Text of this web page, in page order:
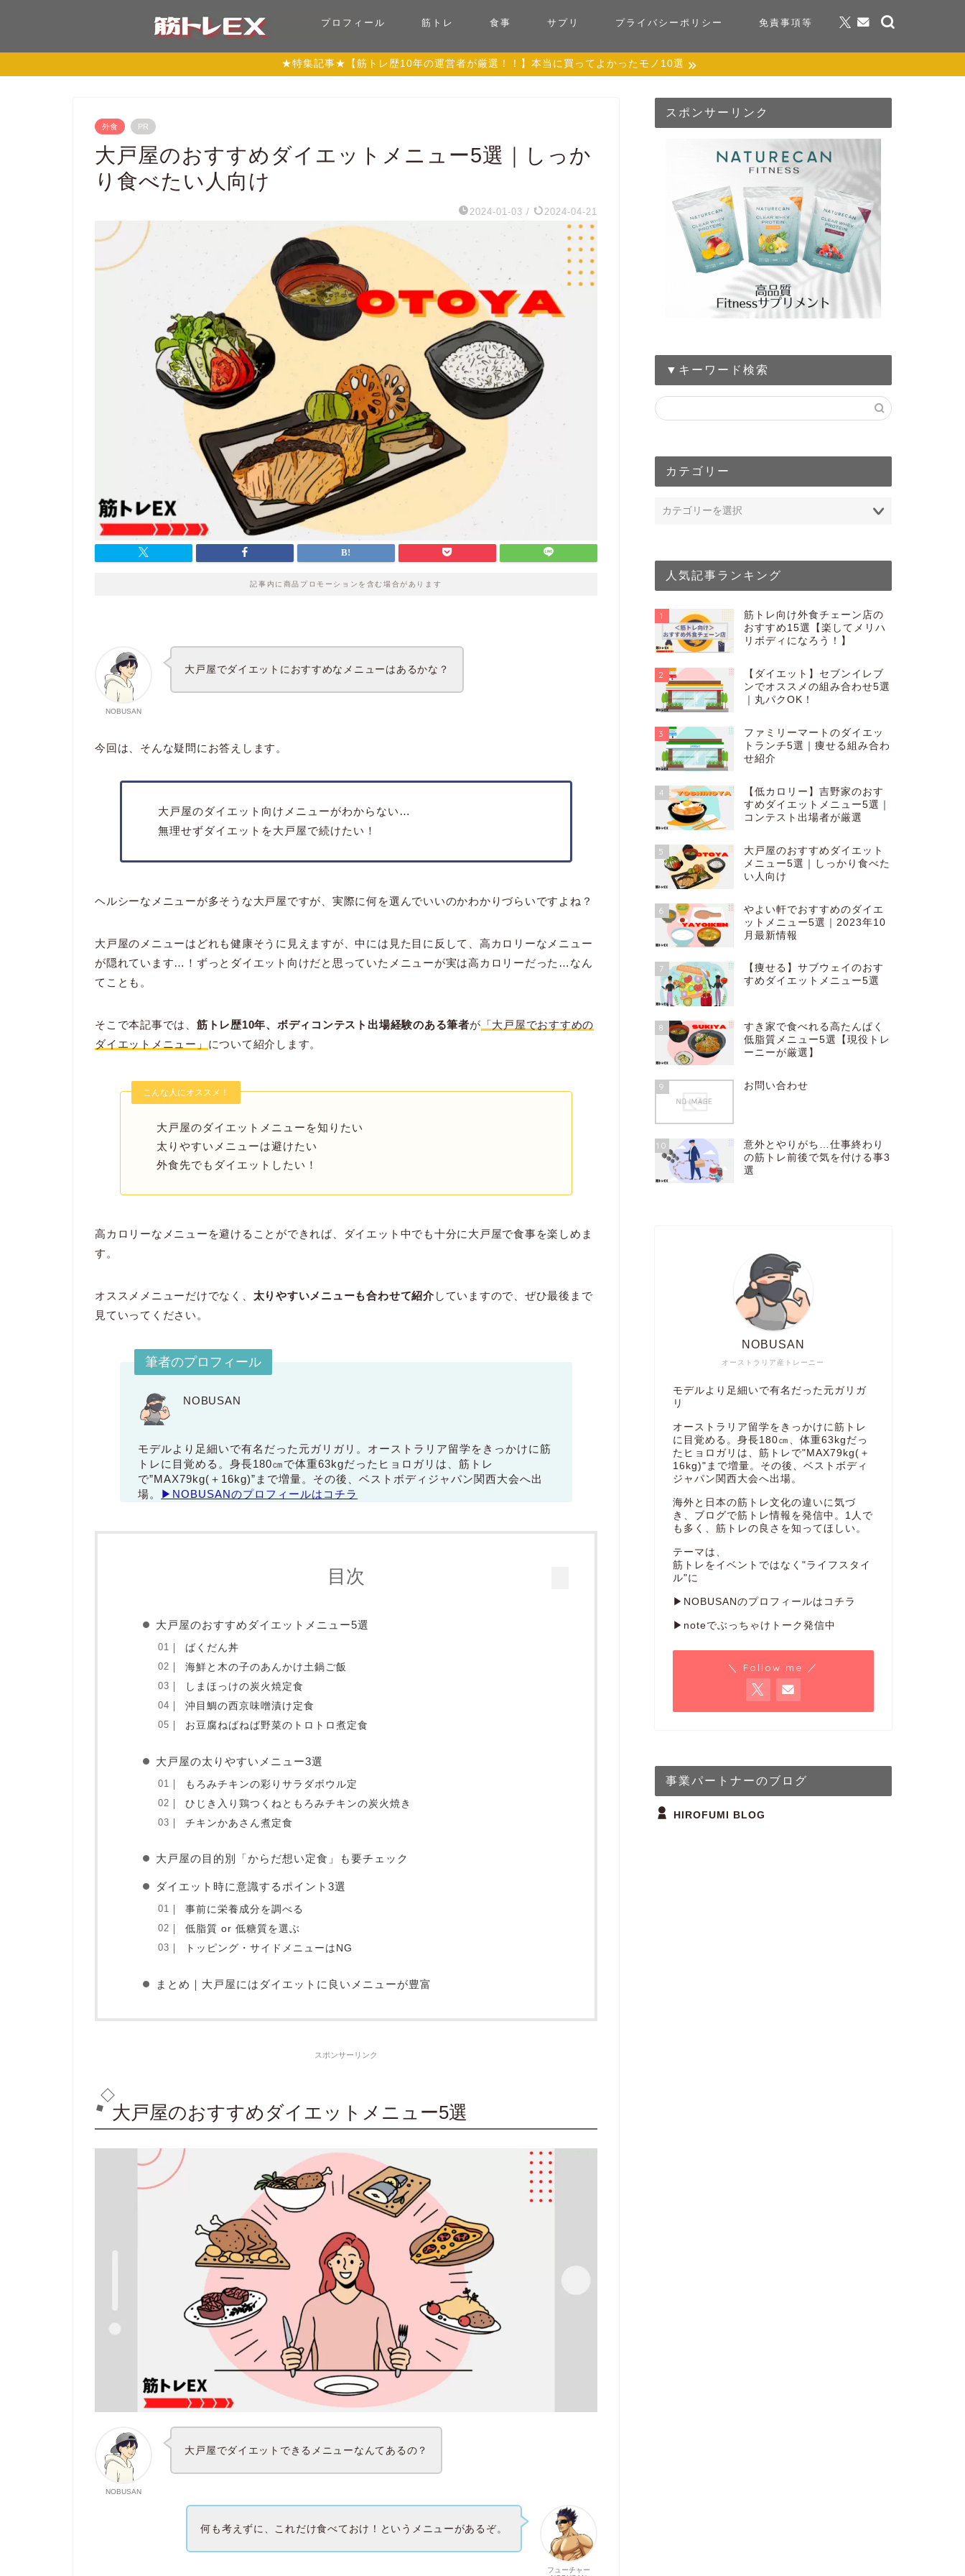
プロフィール 筋トレ 食事 サプリ プライバシーポリシー 免責事項等
★特集記事★【筋トレ歴10年の運営者が厳選！！】本当に買ってよかったモノ10選
外食 PR
大戸屋のおすすめダイエットメニュー5選｜しっか
り食べたい人向け
2024-01-03 / 2024-04-21
記事内に商品プロモーションを含む場合があります
NOBUSAN
大戸屋でダイエットにおすすめなメニューはあるかな？
今回は、そんな疑問にお答えします。
大戸屋のダイエット向けメニューがわからない…
無理せずダイエットを大戸屋で続けたい！
ヘルシーなメニューが多そうな大戸屋ですが、実際に何を選んでいいのかわかりづらいですよね？
大戸屋のメニューはどれも健康そうに見えますが、中には見た目に反して、高カロリーなメニュー
が隠れています…！ずっとダイエット向けだと思っていたメニューが実は高カロリーだった…なん
てことも。
そこで本記事では、 筋トレ歴10年、ボディコンテスト出場経験のある筆者が 「大戸屋でおすすめの
ダイエットメニュー」 について紹介します。
こんな人にオススメ！
大戸屋のダイエットメニューを知りたい
太りやすいメニューは避けたい
外食先でもダイエットしたい！
高カロリーなメニューを避けることができれば、ダイエット中でも十分に大戸屋で食事を楽しめま
す。
オススメメニューだけでなく、 太りやすいメニューも合わせて紹介していますので、ぜひ最後まで
見ていってください。
筆者のプロフィール
NOBUSAN
モデルより足細いで有名だった元ガリガリ。オーストラリア留学をきっかけに筋
トレに目覚める。身長180㎝で体重63kgだったヒョロガリは、筋トレ
で”MAX79kg(＋16kg)”まで増量。その後、ベストボディジャパン関西大会へ出
場。
▶NOBUSANのプロフィールはコチラ
目次
大戸屋のおすすめダイエットメニュー5選
ばくだん丼
海鮮と⽊の⼦のあんかけ⼟鍋ご飯
しまほっけの炭火焼定食
沖目鯛の西京味噌漬け定食
お豆腐ねばねば野菜のトロトロ煮定食
大戸屋の太りやすいメニュー3選
もろみチキンの彩りサラダボウル定
ひじき入り鶏つくねともろみチキンの炭火焼き
チキンかあさん煮定食
大戸屋の目的別「からだ想い定食」も要チェック
ダイエット時に意識するポイント3選
事前に栄養成分を調べる
低脂質 or 低糖質を選ぶ
トッピング・サイドメニューはNG
まとめ｜大戸屋にはダイエットに良いメニューが豊富
スポンサーリンク
大戸屋のおすすめダイエットメニュー5選
NOBUSAN
大戸屋でダイエットできるメニューなんてあるの？
フューチャー
何も考えずに、これだけ食べておけ！というメニューがあるぞ。
スポンサーリンク
▼キーワード検索
カテゴリー
人気記事ランキング
1
筋トレ向け外食チェーン店の
おすすめ15選【楽してメリハ
リボディになろう！】
2
【ダイエット】セブンイレブ
ンでオススメの組み合わせ5選
｜丸パクOK！
3
ファミリーマートのダイエッ
トランチ5選｜痩せる組み合わ
せ紹介
4
【低カロリー】吉野家のおす
すめダイエットメニュー5選｜
コンテスト出場者が厳選
5
大戸屋のおすすめダイエット
メニュー5選｜しっかり食べた
い人向け
6
やよい軒でおすすめのダイエ
ットメニュー5選｜2023年10
月最新情報
7
【痩せる】サブウェイのおす
すめダイエットメニュー5選
8
すき家で食べれる高たんぱく
低脂質メニュー5選【現役トレ
ーニーが厳選】
9 お問い合わせ
10
意外とやりがち…仕事終わり
の筋トレ前後で気を付ける事3
選
オーストラリア産トレーニー
NOBUSAN
モデルより足細いで有名だった元ガリガ
リ
オーストラリア留学をきっかけに筋トレ
に目覚める。身長180㎝、体重63kgだっ
たヒョロガリは、筋トレで"MAX79kg(＋
16kg)"まで増量。その後、ベストボディ
ジャパン関西大会へ出場。
海外と日本の筋トレ文化の違いに気づ
き、ブログで筋トレ情報を発信中。1人で
も多く、筋トレの良さを知ってほしい。
テーマは、
筋トレをイベントではなく"ライフスタイ
ル"に
▶NOBUSANのプロフィールはコチラ
▶noteでぶっちゃけトーク発信中
＼ Follow me ／
事業パートナーのブログ
HIROFUMI BLOG